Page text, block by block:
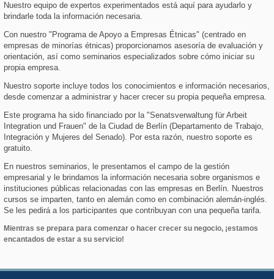
Nuestro equipo de expertos experimentados está aquí para ayudarlo y
brindarle toda la información necesaria.
Con nuestro "Programa de Apoyo a Empresas Étnicas" (centrado en
empresas de minorías étnicas) proporcionamos asesoría de evaluación y
orientación, así como seminarios especializados sobre cómo iniciar su
propia empresa.
Nuestro soporte incluye todos los conocimientos e información necesarios,
desde comenzar a administrar y hacer crecer su propia pequeña empresa.
Este programa ha sido financiado por la "Senatsverwaltung für Arbeit
Integration und Frauen" de la Ciudad de Berlín (Departamento de Trabajo,
Integración y Mujeres del Senado). Por esta razón, nuestro soporte es
gratuito.
En nuestros seminarios, le presentamos el campo de la gestión
empresarial y le brindamos la información necesaria sobre organismos e
instituciones públicas relacionadas con las empresas en Berlín. Nuestros
cursos se imparten, tanto en alemán como en combinación alemán-inglés.
Se les pedirá a los participantes que contribuyan con una pequeña tarifa.
Mientras se prepara para comenzar o hacer crecer su negocio, ¡estamos
encantados de estar a su servicio!